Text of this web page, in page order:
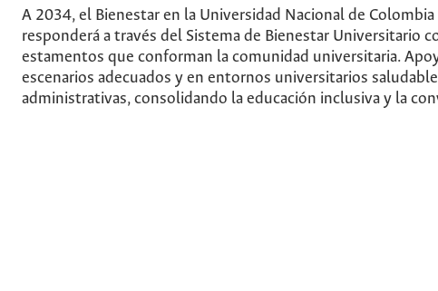
A 2034, el Bienestar en la Universidad Nacional de
responderá a través del Sistema de Bienestar Universitario
estamentos que conforman la comunidad universitaria.
escenarios adecuados y en entornos universitarios
administrativas, consolidando la educación inclusiva y la